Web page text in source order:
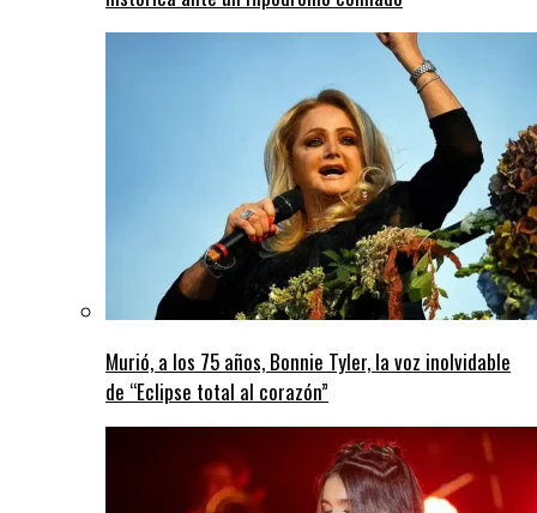
Murió, a los 75 años, Bonnie Tyler, la voz inolvidable
de “Eclipse total al corazón”